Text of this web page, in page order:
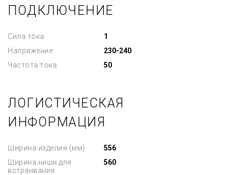
ПОДКЛЮЧЕНИЕ
Сила тока
1
Напряжение
230-240
Частота тока
50
ЛОГИСТИЧЕСКАЯ
ИНФОРМАЦИЯ
Ширина изделия (мм)
556
Ширина ниши для
встраивания
560